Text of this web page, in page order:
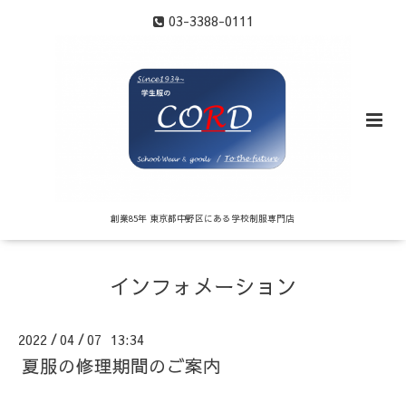
03-3388-0111
創業85年 東京都中野区にある学校制服専門店
インフォメーション
2022 /04 /07 13:34
夏服の修理期間のご案内